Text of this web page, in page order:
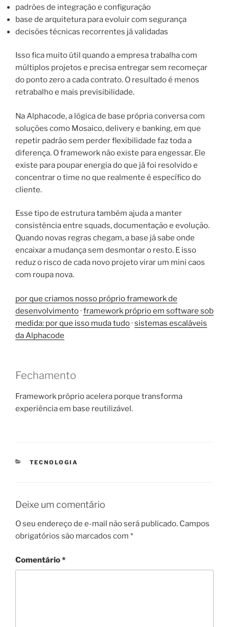
padrões de integração e configuração
base de arquitetura para evoluir com segurança
decisões técnicas recorrentes já validadas
Isso fica muito útil quando a empresa trabalha com
múltiplos projetos e precisa entregar sem recomeçar
do ponto zero a cada contrato. O resultado é menos
retrabalho e mais previsibilidade.
Na Alphacode, a lógica de base própria conversa com
soluções como Mosaico, delivery e banking, em que
repetir padrão sem perder flexibilidade faz toda a
diferença. O framework não existe para engessar. Ele
existe para poupar energia do que já foi resolvido e
concentrar o time no que realmente é específico do
cliente.
Esse tipo de estrutura também ajuda a manter
consistência entre squads, documentação e evolução.
Quando novas regras chegam, a base já sabe onde
encaixar a mudança sem desmontar o resto. E isso
reduz o risco de cada novo projeto virar um mini caos
com roupa nova.
por que criamos nosso próprio framework de
desenvolvimento·framework próprio em software sob
medida: por que isso muda tudo·sistemas escaláveis
da Alphacode
Fechamento
Framework próprio acelera porque transforma
experiência em base reutilizável.
CATEGORIAS
TECNOLOGIA
Deixe um comentário
O seu endereço de e-mail não será publicado. Campos
obrigatórios são marcados com *
Comentário*